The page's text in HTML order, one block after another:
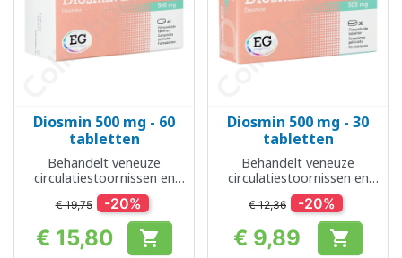
Diosmin 500 mg - 60
tabletten
Behandelt veneuze
circulatiestoornissen en
aambeien
€ 19,75 -20%
Prijs
€ 15,80 
Diosmin 500 mg - 30
tabletten
Behandelt veneuze
circulatiestoornissen en
aambeien
€ 12,36 -20%
Prijs
€ 9,89 